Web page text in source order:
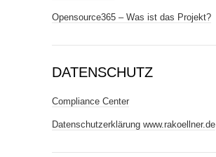
Opensource365 – Was ist das Projekt?
DATENSCHUTZ
Compliance Center
Datenschutzerklärung www.rakoellner.de